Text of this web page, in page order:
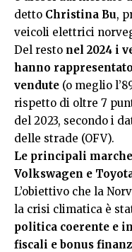
detto Christina Bu,
veicoli elettrici
Del resto nel 2024 i
hanno
vendute (o meglio
rispetto di oltre 7
del 2023, secondo i
delle strade (OFV).
Le principali
Volkswagen e
L’obiettivo che la
la crisi climatica è
politica coerente e
fiscali e bonus